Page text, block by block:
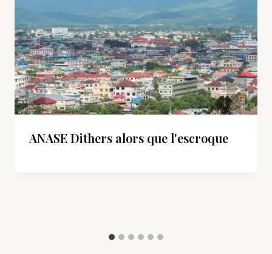
ANASE Dithers alors que l'escroque